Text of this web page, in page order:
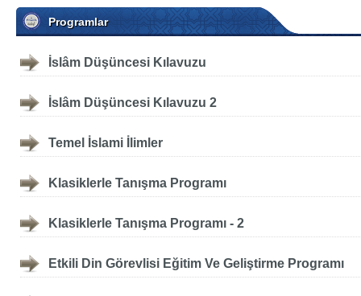
Programlar
İslâm Düşüncesi Kılavuzu
İslâm Düşüncesi Kılavuzu 2
Temel İslami İlimler
Klasiklerle Tanışma Programı
Klasiklerle Tanışma Programı - 2
Etkili Din Görevlisi Eğitim Ve Geliştirme Programı